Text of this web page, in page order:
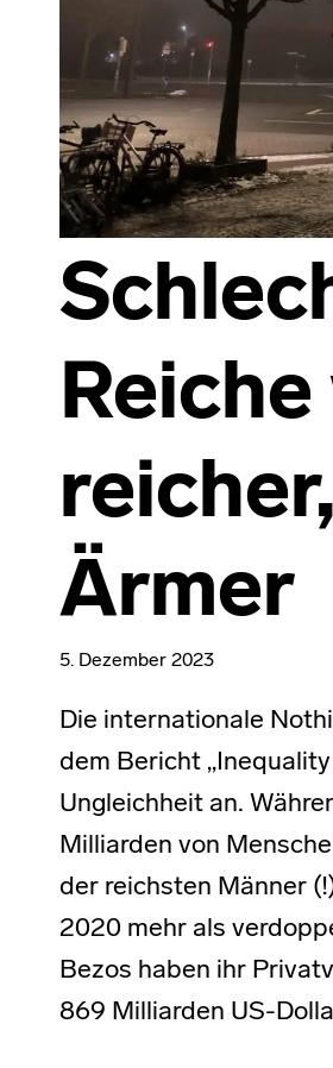
Ärmer
5. Dezember 2023
Die internationale
dem Bericht
Ungleichheit an.
Milliarden von
der reichsten Männer
2020 mehr als
Bezos haben ihr
869 Milliarden US-